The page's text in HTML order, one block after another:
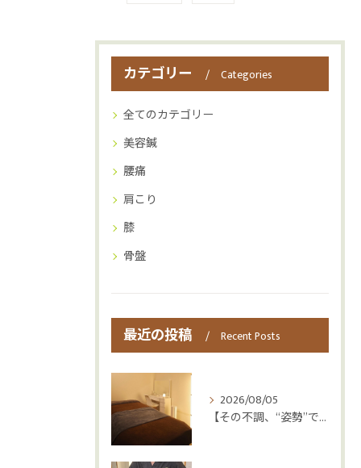
カテゴリー Categories
全てのカテゴリー
美容鍼
腰痛
肩こり
膝
骨盤
最近の投稿 Recent Posts
2026/08/05
【その不調、“姿勢”ではなく“呼吸”かもしれません😮‍💨】